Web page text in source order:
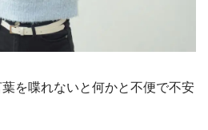
を喋れないと何かと不便で不安